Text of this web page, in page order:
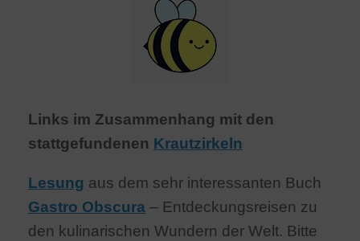
Links im Zusammenhang mit den
stattgefundenen Krautzirkeln
Lesung aus dem sehr interessanten Buch
Gastro Obscura – Entdeckungsreisen zu
den kulinarischen Wundern der Welt. Bitte